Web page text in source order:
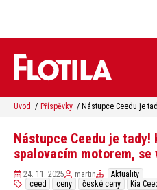
Úvod Příspěvky
Nástupce Ceedu je tady!
spalovacím motorem,
24. 11. 2025 martin
Aktuality
ceed
ceny české ceny Kia